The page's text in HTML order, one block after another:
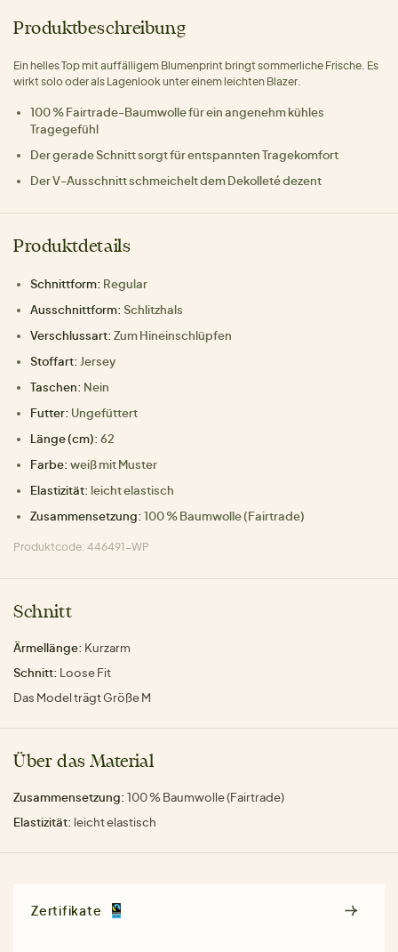
Produktbeschreibung
Ein helles Top mit auffälligem Blumenprint bringt sommerliche Frische. Es
wirkt solo oder als Lagenlook unter einem leichten Blazer.
100 % Fairtrade-Baumwolle für ein angenehm kühles
Tragegefühl
Der gerade Schnitt sorgt für entspannten Tragekomfort
Der V-Ausschnitt schmeichelt dem Dekolleté dezent
Produktdetails
Schnittform: Regular
Ausschnittform: Schlitzhals
Verschlussart: Zum Hineinschlüpfen
Stoffart: Jersey
Taschen: Nein
Futter: Ungefüttert
Länge (cm): 62
Farbe: weiß mit Muster
Elastizität: leicht elastisch
Zusammensetzung: 100 % Baumwolle (Fairtrade)
Produktcode: 446491-WP
Schnitt
Ärmellänge: Kurzarm
Schnitt: Loose Fit
Das Model trägt Größe M
Über das Material
Zusammensetzung: 100 % Baumwolle (Fairtrade)
Elastizität: leicht elastisch
Zertifikate